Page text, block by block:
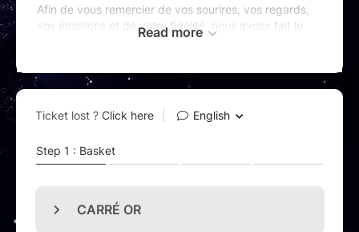
Afin de vous remercier de vos sourires, vos regards,
vos émotions et de votre fidélité, nous avons fait le
réinventer entièrement ce spectacle
proposer une expérience bien au-delà de vos
espérances.
(Re)découvrez l’histoire de Mary Candies dans un
jamais vu : nouveaux décors et personnages,
costumes étincelants et une toute nouvelle mise en
Un spectacleplus immersif, plus intense, plus
Read more